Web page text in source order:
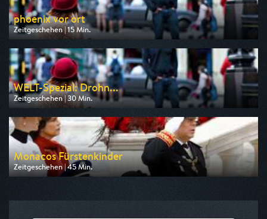
phoenix vor ort
Zeitgeschehen | 15 Min.
Ausgestrahlt von Phoenix
am 10.08.2026, 09:00
WELT-Spezial: Drohn...
Zeitgeschehen | 30 Min.
Ausgestrahlt von WELT
am 07.08.2026, 17:15
Monacos Fürstenkinder
Zeitgeschehen | 45 Min.
Ausgestrahlt von Phoenix